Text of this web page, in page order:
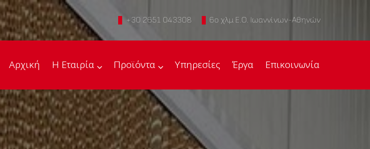
+30 2651 043308 6ο χλμ Ε.Ο. Ιωαννίνων-Αθηνών
Αρχική Η Εταιρία Προϊόντα Υπηρεσίες Έργα Επικοινωνία